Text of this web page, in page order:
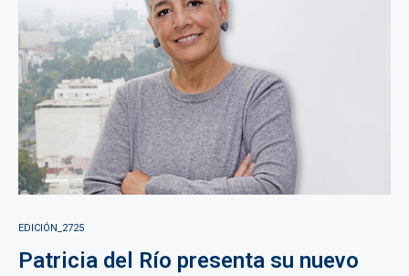
EDICIÓN_2725
Patricia del Río presenta su nuevo